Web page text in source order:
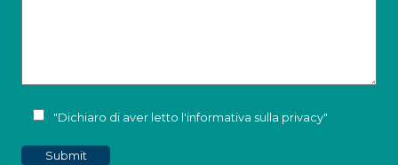
"Dichiaro di aver letto l'informativa sulla privacy"